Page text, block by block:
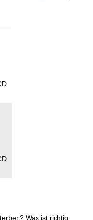
Was ist richtig